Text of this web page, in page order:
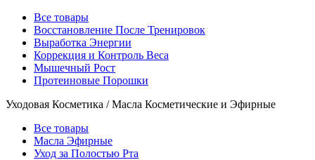
Все товары
Восстановление После Тренировок
Выработка Энергии
Коррекция и Контроль Веса
Мышечный Рост
Протеиновые Порошки
Уходовая Косметика / Масла Косметические и Эфирные
Все товары
Масла Эфирные
Уход за Полостью Рта